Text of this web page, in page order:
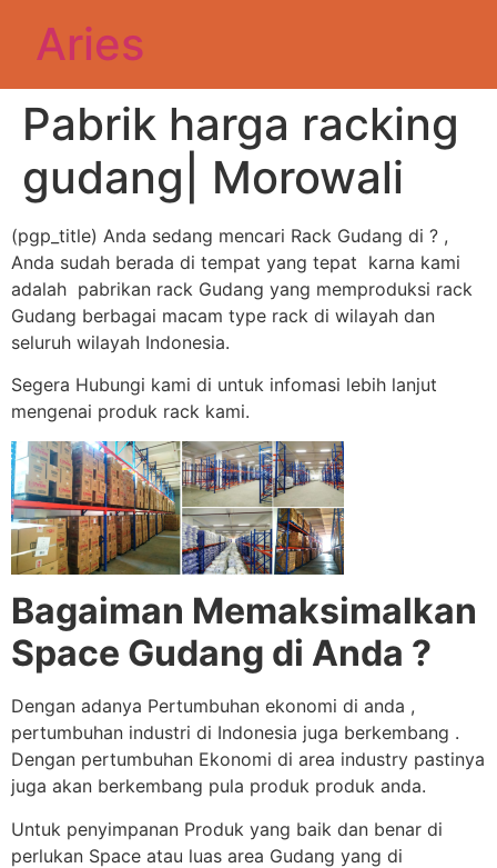
Aries
Pabrik harga racking
gudang| Morowali
(pgp_title) Anda sedang mencari Rack Gudang di ? ,
Anda sudah berada di tempat yang tepat karna kami
adalah pabrikan rack Gudang yang memproduksi rack
Gudang berbagai macam type rack di wilayah dan
seluruh wilayah Indonesia.
Segera Hubungi kami di untuk infomasi lebih lanjut
mengenai produk rack kami.
Bagaiman Memaksimalkan
Space Gudang di Anda ?
Dengan adanya Pertumbuhan ekonomi di anda ,
pertumbuhan industri di Indonesia juga berkembang .
Dengan pertumbuhan Ekonomi di area industry pastinya
juga akan berkembang pula produk produk anda.
Untuk penyimpanan Produk yang baik dan benar di
perlukan Space atau luas area Gudang yang di